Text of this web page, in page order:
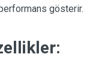
gösterir.